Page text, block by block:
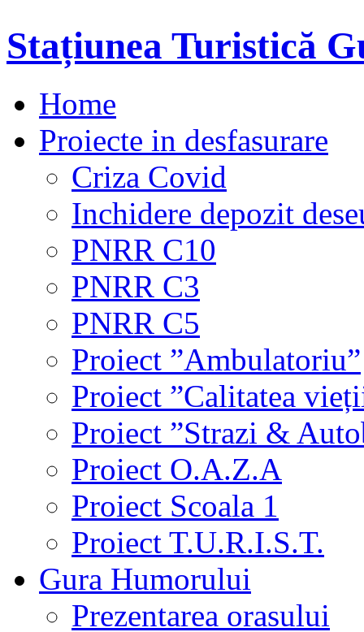
Stațiunea Turistică
Home
Proiecte in desfasurare
Criza Covid
Inchidere depozit
PNRR C10
PNRR C3
PNRR C5
Proiect ”Ambulatoriu”
Proiect ”Calitatea
Proiect ”Strazi &
Proiect O.A.Z.A
Proiect Scoala 1
Proiect T.U.R.I.S.T.
Gura Humorului
Prezentarea orasului